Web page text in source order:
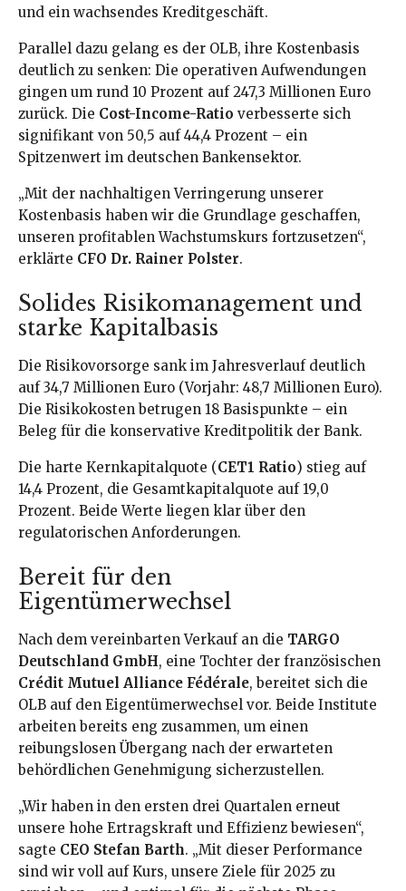
und ein wachsendes Kreditgeschäft.
Parallel dazu gelang es der OLB, ihre Kostenbasis
deutlich zu senken: Die operativen Aufwendungen
gingen um rund 10 Prozent auf 247,3 Millionen Euro
zurück. Die Cost-Income-Ratio verbesserte sich
signifikant von 50,5 auf 44,4 Prozent – ein
Spitzenwert im deutschen Bankensektor.
„Mit der nachhaltigen Verringerung unserer
Kostenbasis haben wir die Grundlage geschaffen,
unseren profitablen Wachstumskurs fortzusetzen“,
erklärte CFO Dr. Rainer Polster.
Solides Risikomanagement und
starke Kapitalbasis
Die Risikovorsorge sank im Jahresverlauf deutlich
auf 34,7 Millionen Euro (Vorjahr: 48,7 Millionen Euro).
Die Risikokosten betrugen 18 Basispunkte – ein
Beleg für die konservative Kreditpolitik der Bank.
Die harte Kernkapitalquote (CET1 Ratio) stieg auf
14,4 Prozent, die Gesamtkapitalquote auf 19,0
Prozent. Beide Werte liegen klar über den
regulatorischen Anforderungen.
Bereit für den
Eigentümerwechsel
Nach dem vereinbarten Verkauf an die TARGO
Deutschland GmbH, eine Tochter der französischen
Crédit Mutuel Alliance Fédérale, bereitet sich die
OLB auf den Eigentümerwechsel vor. Beide Institute
arbeiten bereits eng zusammen, um einen
reibungslosen Übergang nach der erwarteten
behördlichen Genehmigung sicherzustellen.
„Wir haben in den ersten drei Quartalen erneut
unsere hohe Ertragskraft und Effizienz bewiesen“,
sagte CEO Stefan Barth. „Mit dieser Performance
sind wir voll auf Kurs, unsere Ziele für 2025 zu